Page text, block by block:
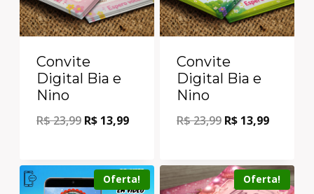
Convite
Digital Bia e
Nino
R$23,99 R$ 13,99
Convite
Digital Bia e
Nino
R$23,99 R$ 13,99
Oferta! Oferta!